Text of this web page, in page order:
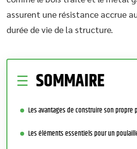
assurent une résistance accrue
durée de vie de la structure.
SOMMAIRE
Les avantages de construire son propre
Les éléments essentiels pour un